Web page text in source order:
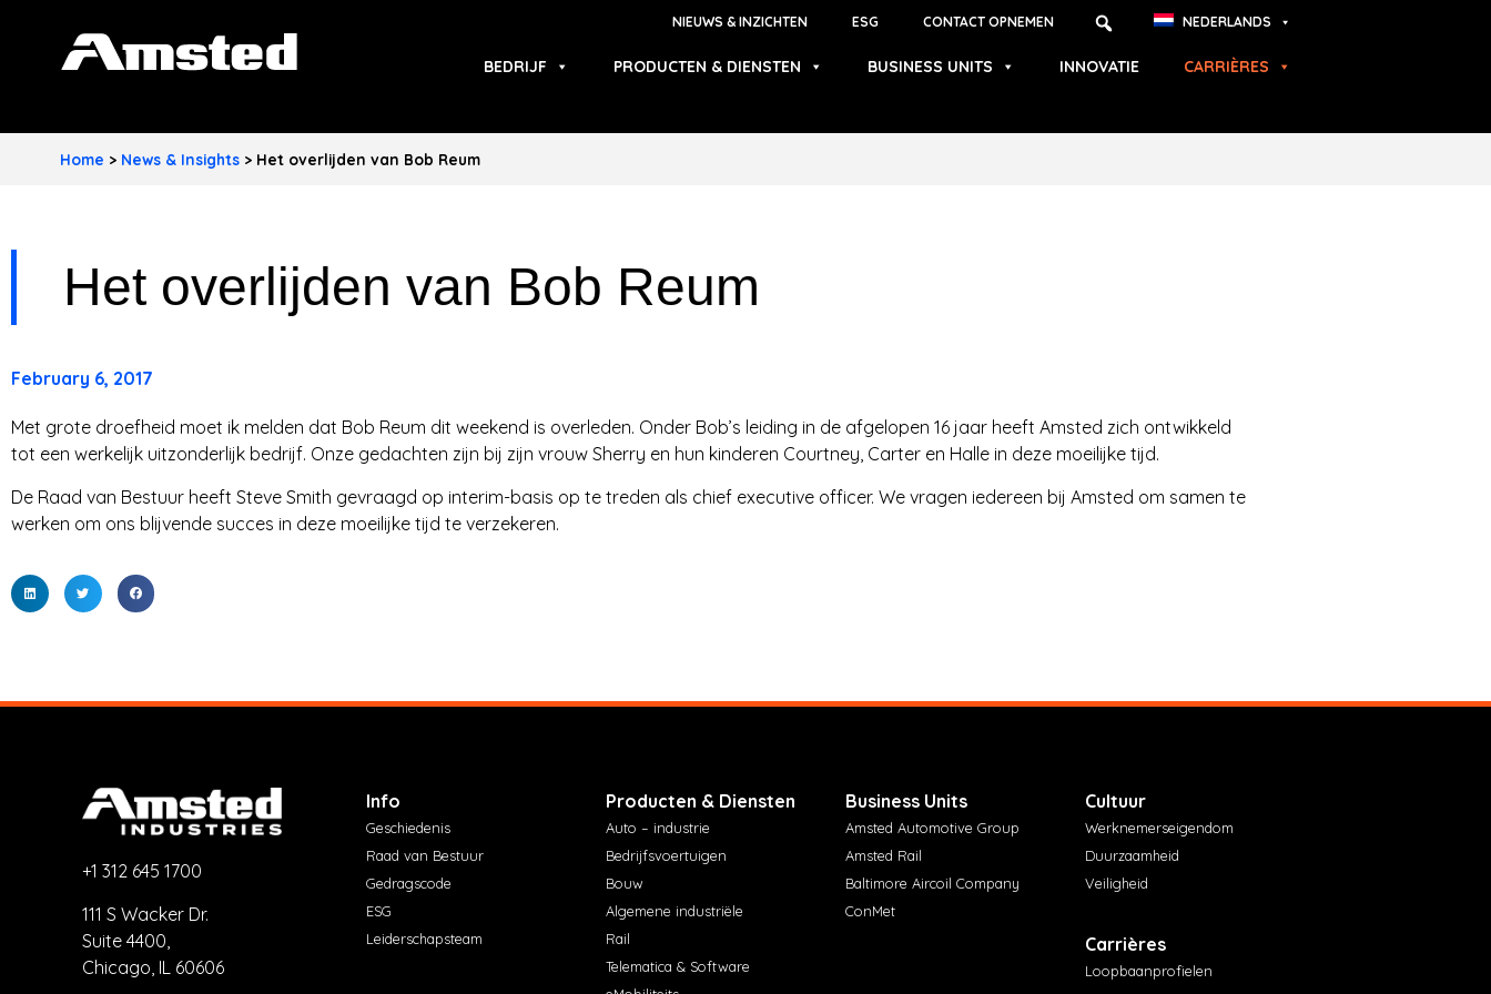
NIEUWS & INZICHTEN ESG CONTACT OPNEMEN NEDERLANDS
A
S
D
U
S
T
R
S
BEDRIJF PRODUCTEN & DIENSTEN BUSINESS UNITS INNOVATIE CARRIÈRES
Home > News & Insights> Het overlijden van Bob Reum
Het overlijden van Bob Reum
February 6, 2017
Met grote droefheid moet ik melden dat Bob Reum dit weekend is overleden. Onder Bob’s leiding in de afgelopen 16 jaar heeft Amsted zich ontwikkeld
tot een werkelijk uitzonderlijk bedrijf. Onze gedachten zijn bij zijn vrouw Sherry en hun kinderen Courtney, Carter en Halle in deze moeilijke tijd.
De Raad van Bestuur heeft Steve Smith gevraagd op interim-basis op te treden als chief executive officer. We vragen iedereen bij Amsted om samen te
werken om ons blijvende succes in deze moeilijke tijd te verzekeren.
+1 312 645 1700
111 S Wacker Dr.
Suite 4400,
Chicago, IL 60606
Info
Geschiedenis
Raad van Bestuur
Gedragscode
ESG
Leiderschapsteam
Producten & Diensten
Auto – industrie
Bedrijfsvoertuigen
Bouw
Algemene industriële
Rail
Telematica & Software
Business Units
Amsted Automotive Group
Amsted Rail
Baltimore Aircoil Company
ConMet
Cultuur
Werknemerseigendom
Duurzaamheid
Veiligheid
Carrières
Loopbaanprofielen